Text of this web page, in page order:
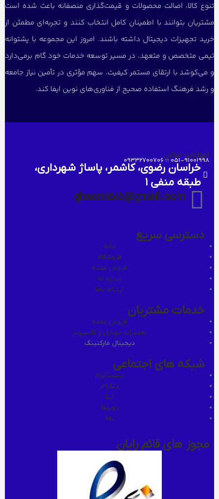
تنوع کالا، اصالت محصولات و قیمت‌گذاری منصفانه باعث شده است
مشتریان بتوانند با اطمینان کامل انتخاب کنند و تجربه‌ای مطمئن از
خرید تجهیزات دیجیتال داشته باشند. امروز این مجموعه با پشتوانه
تیمی متخصص و متعهد، در مسیر توسعه خدمات خود گام برمی‌دارد
و می‌کوشد با ارتقای مستمر کیفیت، سهم مؤثری در تأمین نیاز جامعه
و رشد فرهنگ استفاده صحیح از فناوری‌های نوین ایفا کند.
اطلاعات تماس
051-91001998 ؛؛ 09332700706
خراسان رضوی، کاشمر، پاساژ شهرداری،
طبقه منفی ۱
ghaem1515@gmail.com
دسترسی سریع
خانه
فروشگاه
فروش عمده
درباره ما
ارتباط باما
خدمات مشتریان
فروش عمده
تعمیرات موبایل و کامپیوتر
دیجیتال مارکتینگ
شبکه های اجتماعی
اینستاگرام
تلگرام
ایتا
روبیکا
بله
مجوز های قائم رایان